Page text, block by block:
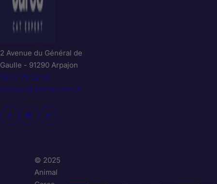
2 Avenue du Général de
Gaulle - 91290 Arpajon
09 70 70 32 80
bonjour@animalcares.fr
© 2025
Animal